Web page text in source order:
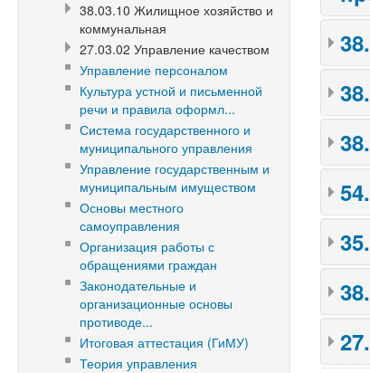
38.03.10 Жилищное хозяйство и
коммунальная
27.03.02 Управление качеством
Управление персоналом
Культура устной и письменной
речи и правила оформл...
Система государственного и
муниципального управления
Управление государственным и
муниципальным имуществом
Основы местного
самоуправления
Организация работы с
обращениями граждан
Законодательные и
организационные основы
противоде...
Итоговая аттестация (ГиМУ)
Теория управления